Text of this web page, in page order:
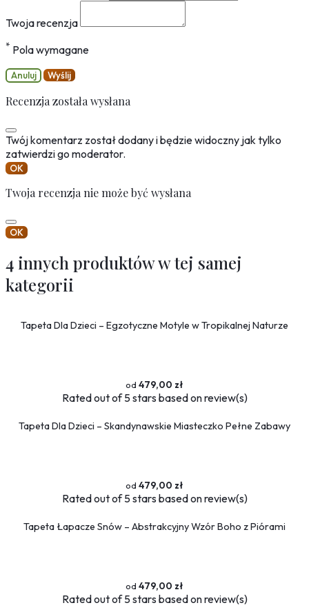
Twoja recenzja
* Pola wymagane
Anuluj Wyślij
Recenzja została wysłana
Twój komentarz został dodany i będzie widoczny jak tylko
zatwierdzi go moderator.
OK
Twoja recenzja nie może być wysłana
OK
4 innych produktów w tej samej
kategorii
Tapeta Dla Dzieci – Egzotyczne Motyle w Tropikalnej Naturze
479,00 zł
Ratedout of 5 stars based onreview(s)
Tapeta Dla Dzieci – Skandynawskie Miasteczko Pełne Zabawy
479,00 zł
Ratedout of 5 stars based onreview(s)
Tapeta Łapacze Snów – Abstrakcyjny Wzór Boho z Piórami
479,00 zł
Ratedout of 5 stars based onreview(s)